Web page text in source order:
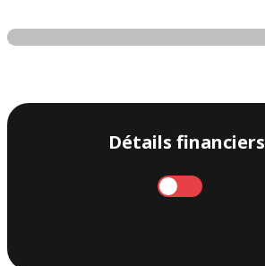
Détails financiers
Mensuel